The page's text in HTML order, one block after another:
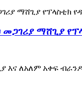
ማሸጊያ
ለአለም አቀፍ